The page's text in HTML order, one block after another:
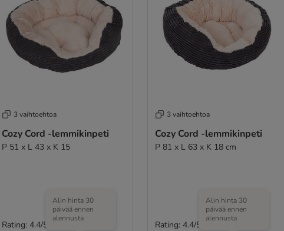
3 vaihtoehtoa
Cozy Cord -lemmikinpeti
P 51 x L 43 x K 15
Alin hinta 30
päivää ennen
alennusta
Rating: 4.4/5
3 vaihtoehtoa
Cozy Cord -lemmikinpeti
P 81 x L 63 x K 18 cm
Alin hinta 30
päivää ennen
alennusta
Rating: 4.4/5